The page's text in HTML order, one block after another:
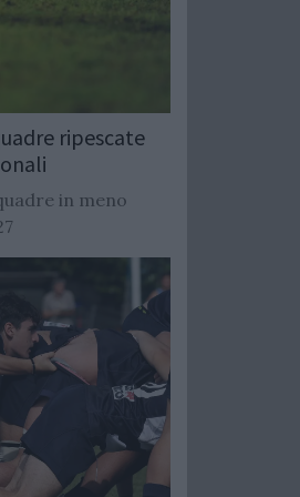
ripescate
in meno